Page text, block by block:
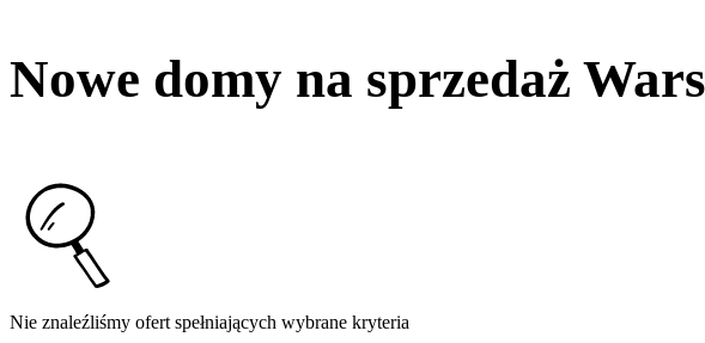
Nowe domy na sprzedaż
Nie znaleźliśmy ofert spełniających wybrane kryteria